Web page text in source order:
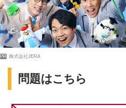
PR 株式会社JERA
問題はこちら